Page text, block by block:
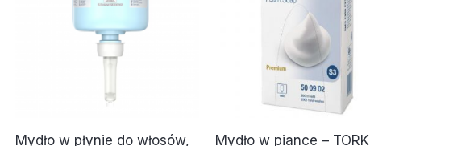
Mydło w płynie do włosów,
Mydło w piance – TORK